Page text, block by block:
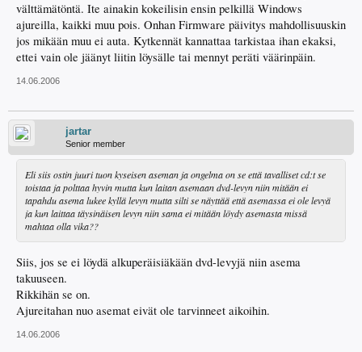
välttämätöntä. Ite ainakin kokeilisin ensin pelkillä Windows
ajureilla, kaikki muu pois. Onhan Firmware päivitys mahdollisuuskin
jos mikään muu ei auta. Kytkennät kannattaa tarkistaa ihan ekaksi,
ettei vain ole jäänyt liitin löysälle tai mennyt peräti väärinpäin.
14.06.2006
jartar
Senior member
Eli siis ostin juuri tuon kyseisen aseman ja ongelma on se että tavalliset cd:t se
toistaa ja polttaa hyvin mutta kun laitan asemaan dvd-levyn niin mitään ei
tapahdu asema lukee kyllä levyn mutta silti se näyttää että asemassa ei ole levyä
ja kun laittaa täysinäisen levyn niin sama ei mitään löydy asemasta missä
mahtaa olla vika??
Siis, jos se ei löydä alkuperäisiäkään dvd-levyjä niin asema
takuuseen.
Rikkihän se on.
Ajureitahan nuo asemat eivät ole tarvinneet aikoihin.
14.06.2006